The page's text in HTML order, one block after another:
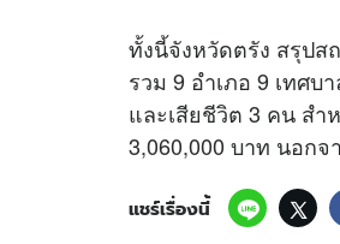
ทั้งนี้จังหวัดตรัง สรุป
รวม 9 อำเภอ 9 เทศ
และเสียชีวิต 3 คน สำ
3,060,000 บาท นอก
แชร์เรื่องนี้